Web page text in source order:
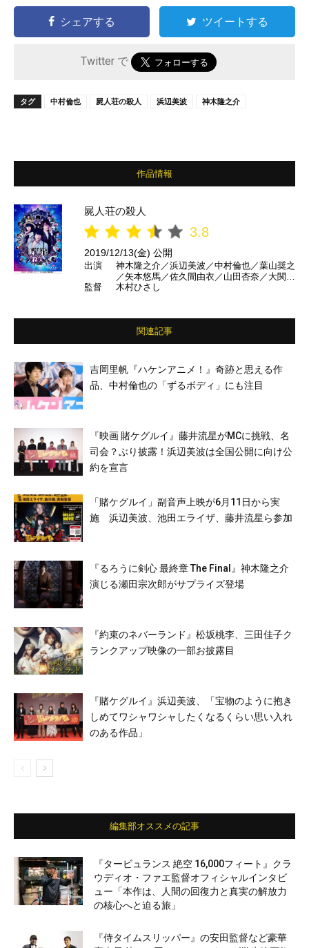
シェアする ツイートする
Twitter で
タグ 中村倫也 屍人荘の殺人 浜辺美波 神木隆之介
作品情報
屍人荘の殺人
3.8
2019/12/13(金) 公開
出演
神木隆之介／浜辺美波／中村倫也／葉山奨之
／矢本悠馬／佐久間由衣／山田杏奈／大関れ
いか／福本莉子／塚地武雅／ふせえり／池田
監督 木村ひさし
関連記事
吉岡里帆『ハケンアニメ！』奇跡と思える作
品、中村倫也の「ずるボディ」にも注目
『映画 賭ケグルイ』藤井流星がMCに挑戦、名
司会？ぶり披露！浜辺美波は全国公開に向け公
約を宣言
「賭ケグルイ」副音声上映が6月11日から実
施 浜辺美波、池田エライザ、藤井流星ら参加
『るろうに剣心 最終章 The Final』神木隆之介
演じる瀬田宗次郎がサプライズ登場
『約束のネバーランド』松坂桃李、三田佳子ク
ランクアップ映像の一部お披露目
『賭ケグルイ』浜辺美波、「宝物のように抱き
しめてワシャワシャしたくなるくらい思い入れ
のある作品」
編集部オススメの記事
『タービュランス 絶空 16,000フィート』クラ
ウディオ・ファエ監督オフィシャルインタビ
ュー「本作は、人間の回復力と真実の解放力
の核心へと迫る旅」
『侍タイムスリッパー』の安田監督など豪華